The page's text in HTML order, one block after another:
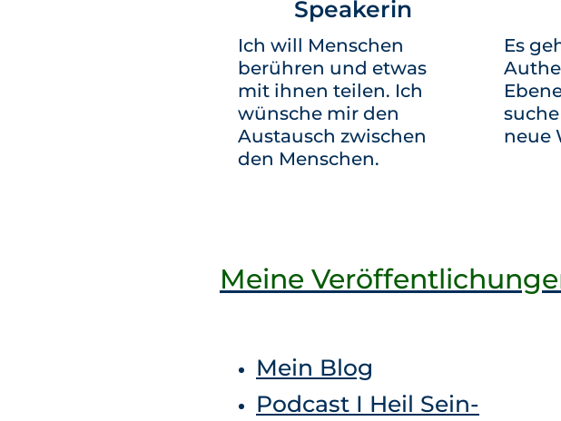
Speakerin
Ich will Menschen
berühren und etwas
mit ihnen teilen. Ich
wünsche mir den
Austausch zwischen
den Menschen.
Es
neue
Meine
Mein Blog
Podcast I Heil Sein-